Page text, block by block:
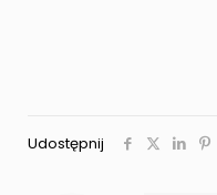
Udostępnij